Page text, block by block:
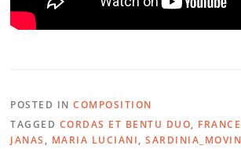
POSTED INCOMPOSITION
TAGGED CORDAS ET BENTU DUO,
JANAS , MARIA LUCIANI,